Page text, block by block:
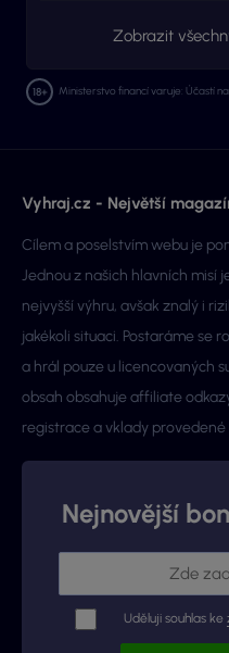
Zobrazit
Ministerstvo financí varuje: Účastí
Vyhraj.cz - Největší
Cílem a poselstvím webu je
Jednou z našich hlavních misí
nejvyšší výhru, avšak znalý i
jakékoli situaci. Postaráme se
a hrál pouze u licencovaných
obsah obsahuje affiliate
registrace a vklady
Nejnovější
Uděluji souhlas ke